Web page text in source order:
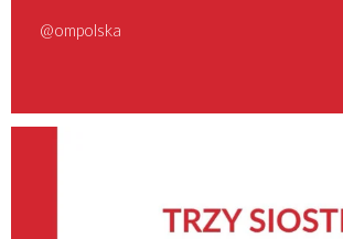
@ompolska